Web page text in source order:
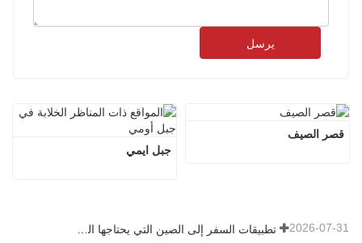
يرسل
جبل ايمي
قصر الصيف
2026-07-31